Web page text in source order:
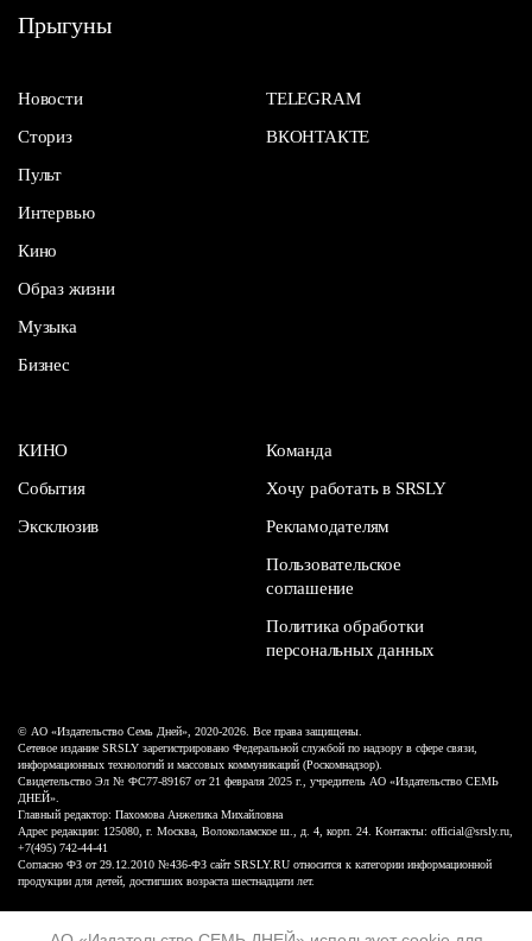
Прыгуны
Новости
Сториз
Пульт
Интервью
Кино
Образ жизни
Музыка
Бизнес
TELEGRAM
ВКОНТАКТЕ
КИНО
События
Эксклюзив
Команда
Хочу работать в SRSLY
Рекламодателям
Пользовательское
соглашение
Политика обработки
персональных данных
© АО «Издательство Семь Дней», 2020-2026. Все права защищены.
Сетевое издание SRSLY зарегистрировано Федеральной службой по надзору в сфере связи,
информационных технологий и массовых коммуникаций (Роскомнадзор).
Свидетельство Эл № ФС77-89167 от 21 февраля 2025 г., учредитель АО «Издательство СЕМЬ
ДНЕЙ».
Главный редактор: Пахомова Анжелика Михайловна
Адрес редакции: 125080, г. Москва, Волоколамское ш., д. 4, корп. 24. Контакты: official@srsly.ru,
+7(495) 742-44-41
Согласно ФЗ от 29.12.2010 №436-ФЗ сайт SRSLY.RU относится к категории информационной
продукции для детей, достигших возраста шестнадцати лет.